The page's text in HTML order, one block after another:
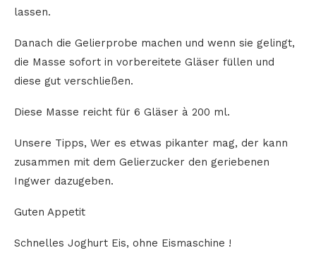
lassen.
Danach die Gelierprobe machen und wenn sie gelingt,
die Masse sofort in vorbereitete Gläser füllen und
diese gut verschließen.
Diese Masse reicht für 6 Gläser à 200 ml.
Unsere Tipps, Wer es etwas pikanter mag, der kann
zusammen mit dem Gelierzucker den geriebenen
Ingwer dazugeben.
Guten Appetit
Schnelles Joghurt Eis, ohne Eismaschine !